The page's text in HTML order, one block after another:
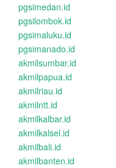
pgsimedan.id
pgsilombok.id
pgsimaluku.id
pgsimanado.id
akmilsumbar.id
akmilpapua.id
akmilriau.id
akmilntt.id
akmilkalbar.id
akmilkalsel.id
akmilbali.id
akmilbanten.id